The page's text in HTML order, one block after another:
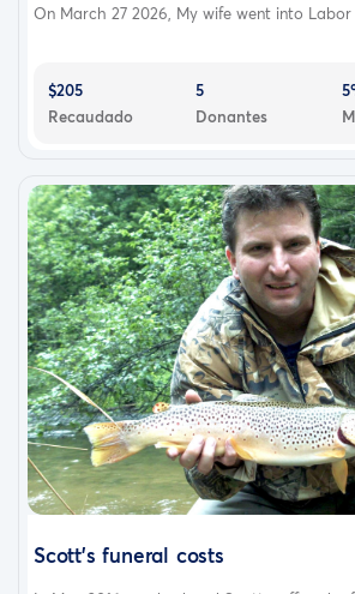
On March 27 2026, My wife went into Labor
$205
Recaudado
5
Donantes
Scott’s funeral costs